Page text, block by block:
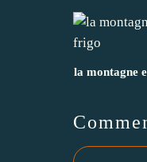
la montagne